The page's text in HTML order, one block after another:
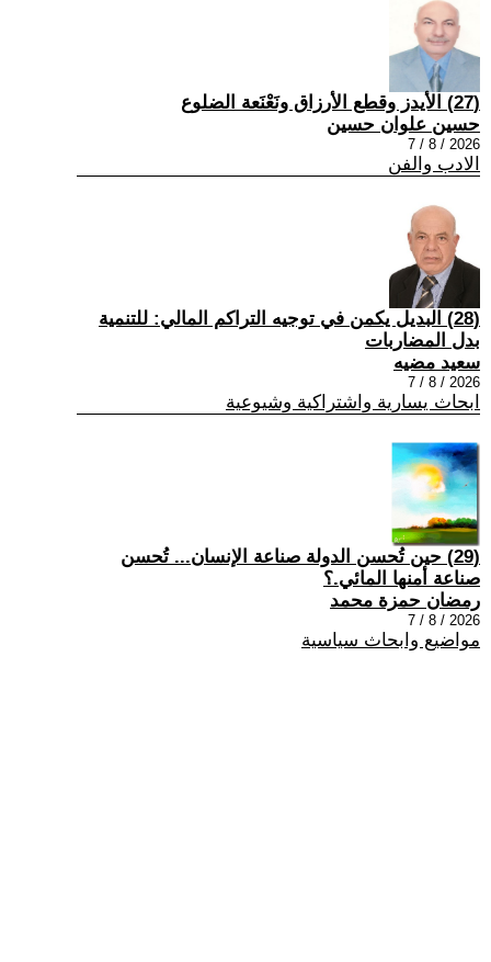
(27) الأيدز وقطع الأرزاق ونَعْنَعة الضلوع
حسين علوان حسين
2026 / 8 / 7
الادب والفن
(28) البديل يكمن في توجيه التراكم المالي: للتنمية
بدل المضاربات
سعيد مضيه
2026 / 8 / 7
ابحاث يسارية واشتراكية وشيوعية
(29) حين تُحسن الدولة صناعة الإنسان... تُحسن
صناعة أمنها المائي.؟
رمضان حمزة محمد
2026 / 8 / 7
مواضيع وابحاث سياسية